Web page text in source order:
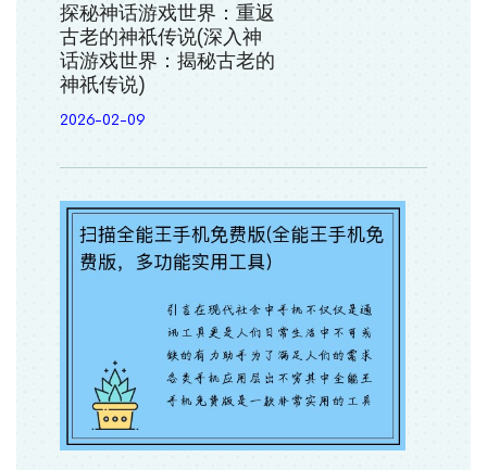
探秘神话游戏世界：重返
古老的神祇传说(深入神
话游戏世界：揭秘古老的
神祇传说)
2026-02-09